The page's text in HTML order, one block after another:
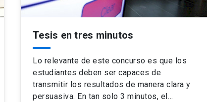
Tesis en tres minutos
Lo relevante de este concurso es que los
estudiantes deben ser capaces de
transmitir los resultados de manera clara y
persuasiva. En tan solo 3 minutos, el…